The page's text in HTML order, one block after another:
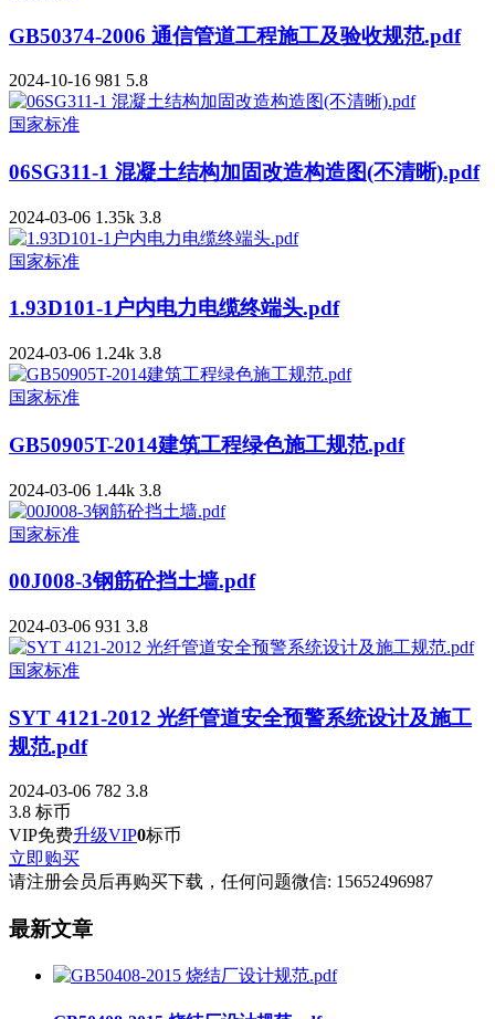
GB50374-2006 通信管道工程施工及验收规范.pdf
2024-10-16 981 5.8
国家标准
06SG311-1 混凝土结构加固改造构造图(不清晰).pdf
2024-03-06 1.35k 3.8
国家标准
1.93D101-1户内电力电缆终端头.pdf
2024-03-06 1.24k 3.8
国家标准
GB50905T-2014建筑工程绿色施工规范.pdf
2024-03-06 1.44k 3.8
国家标准
00J008-3钢筋砼挡土墙.pdf
2024-03-06 931 3.8
国家标准
SYT 4121-2012 光纤管道安全预警系统设计及施工
规范.pdf
2024-03-06 782 3.8
3.8 标币
VIP免费升级VIP0标币
立即购买
请注册会员后再购买下载，任何问题微信: 15652496987
最新文章